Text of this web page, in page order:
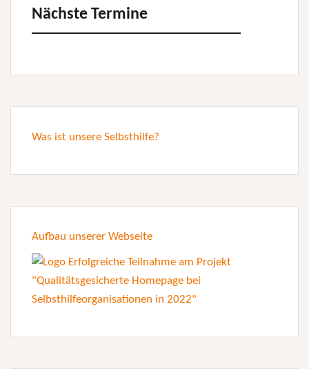
Nächste Termine
Was ist unsere Selbsthilfe?
Aufbau unserer Webseite